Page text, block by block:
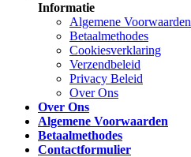
Informatie
Algemene Voorwaarden
Betaalmethodes
Cookiesverklaring
Verzendbeleid
Privacy Beleid
Over Ons
Over Ons
Algemene Voorwaarden
Betaalmethodes
Contactformulier